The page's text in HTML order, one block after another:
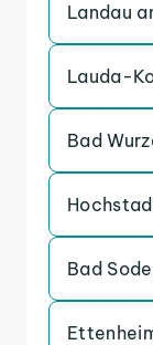
Landau
Lauda-
Bad
Bad